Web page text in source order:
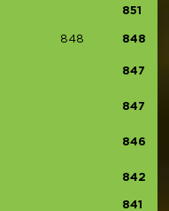
851
848 848
847
847
846
842
841